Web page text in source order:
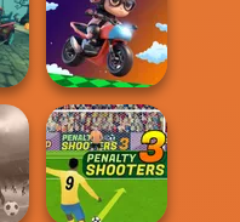
FNF Music 3D
Moto Boss